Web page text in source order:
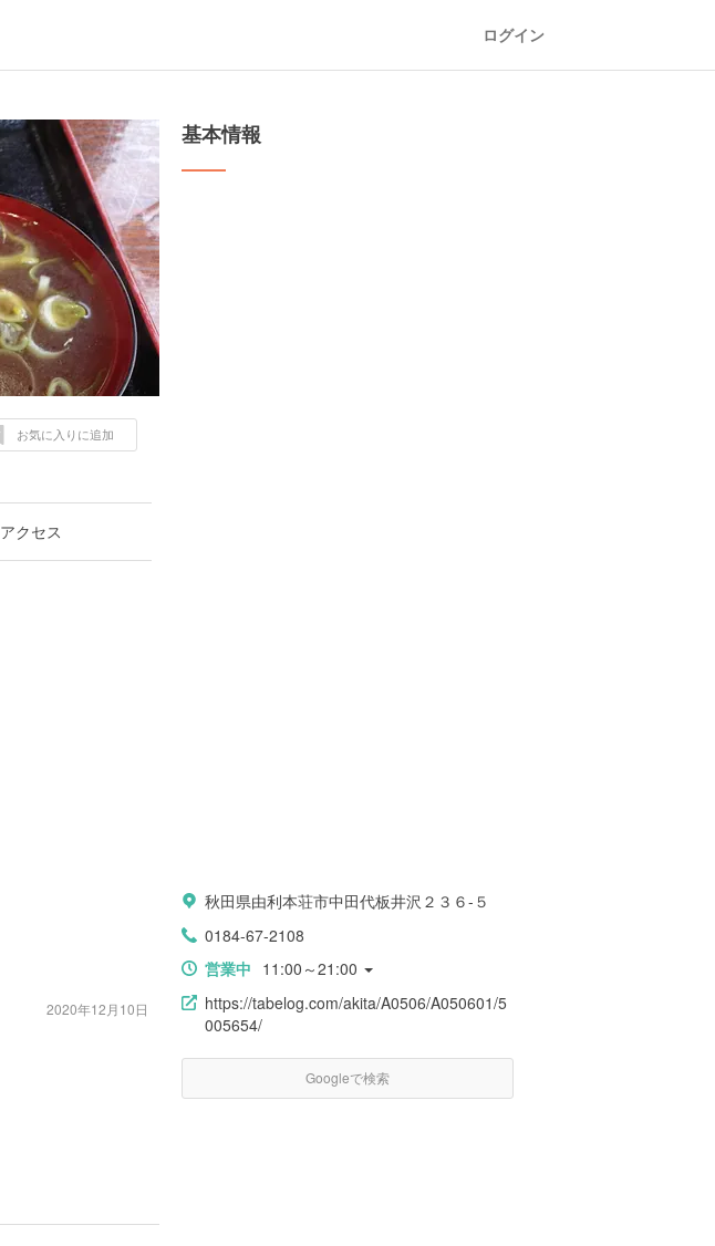
ログイン
お気に入りに追加
アクセス
2020年12月10日
基本情報
秋田県由利本荘市中田代板井沢２３６-５
0184-67-2108
営業中 11:00～21:00
https://tabelog.com/akita/A0506/A050601/5
005654/
Googleで検索